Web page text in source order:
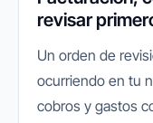
revisar
Un orden de
ocurriendo en tu
cobros y gastos